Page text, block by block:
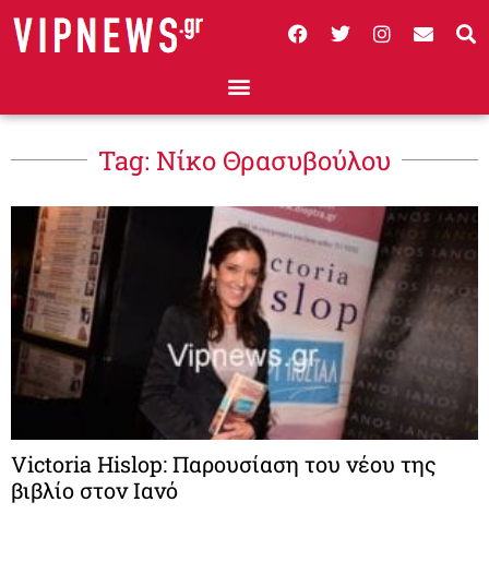
Tag: Νίκο Θρασυβούλου
Victoria Hislop: Παρουσίαση του νέου της
βιβλίο στον Ιανό